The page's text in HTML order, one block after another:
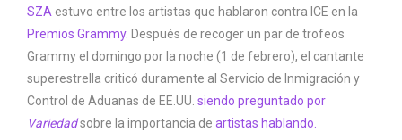
SZA estuvo entre los artistas que hablaron contra ICE en la
Premios Grammy. Después de recoger un par de trofeos
Grammy el domingo por la noche (1 de febrero), el cantante
superestrella criticó duramente al Servicio de Inmigración y
Control de Aduanas de EE.UU. siendo preguntado por
Variedadsobre la importancia de artistas hablando.